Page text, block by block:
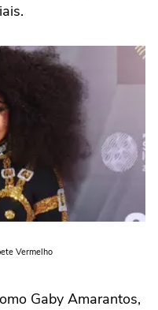
Vermelho
Gaby Amarantos,